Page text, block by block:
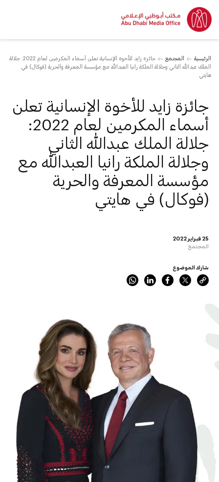
الرئيسية المجتمع
جائزة زايد للأخوة الإنسانية تعلن أسماء المكرمين لعام 2022: جلالة
الملك عبدالله الثاني وجلالة الملكة رانيا العبدالله مع مؤسسة المعرفة والحرية (فوكال) في
هايتي
25 فبراير 2022
المجتمع
جائزة زايد للأخوة الإنسانية تعلن
أسماء المكرمين لعام 2022:
جلالة الملك عبدالله الثاني
وجلالة الملكة رانيا العبدالله مع
مؤسسة المعرفة والحرية
(فوكال) في هايتي
شارك الموضوع